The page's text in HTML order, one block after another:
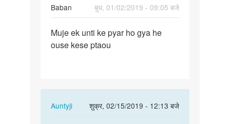
Baban
बुध, 01/02/2019 - 09:05 बजे
Muje
ek
gya…
Muje ek unti ke pyar ho gya he
ouse kese ptaou
Auntyji
शुक्र, 02/15/2019 - 12:13 बजे
In